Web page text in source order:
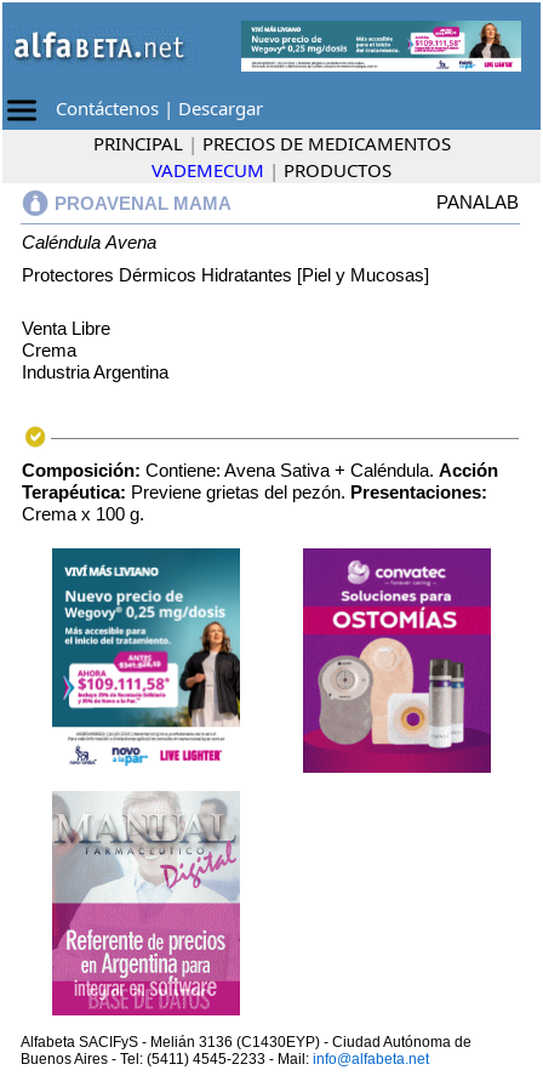
Contáctenos | Descargar
PRINCIPAL | PRECIOS DE MEDICAMENTOS
VADEMECUM | PRODUCTOS
PROAVENAL MAMA
PANALAB
Caléndula Avena
Protectores Dérmicos Hidratantes [Piel y Mucosas]
Venta Libre
Crema
Industria Argentina
Composición: Contiene: Avena Sativa + Caléndula. Acción
Terapéutica: Previene grietas del pezón. Presentaciones:
Crema x 100 g.
Alfabeta SACIFyS - Melián 3136 (C1430EYP) - Ciudad Autónoma de
Buenos Aires - Tel: (5411) 4545-2233 - Mail: info@alfabeta.net